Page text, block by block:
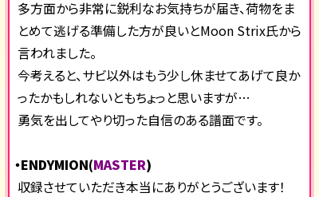
多方面から非常に鋭利なお気持ちが届き、荷物をま
とめて逃げる準備した方が良いとMoon Strix氏から
言われました。
今考えると、サビ以外はもう少し休ませてあげて良か
ったかもしれないともちょっと思いますが…
勇気を出してやり切った自信のある譜面です。
・ENDYMION(MASTER)
収録させていただき本当にありがとうございます！